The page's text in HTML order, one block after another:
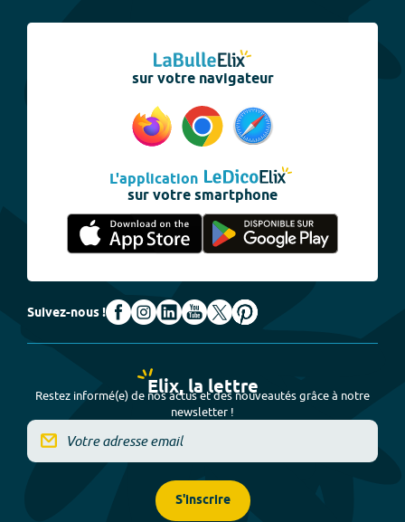
sur votre navigateur
L'application
sur votre smartphone
Suivez-nous !
Elix, la lettre
Restez informé(e) de nos actus et des nouveautés grâce à notre
newsletter !
S'inscrire